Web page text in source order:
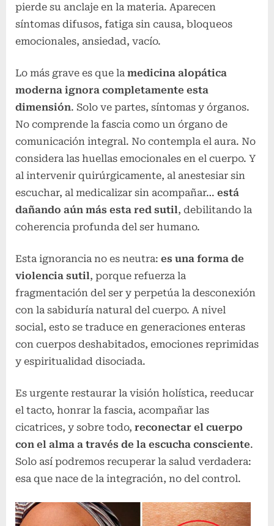
pierde su anclaje en la materia. Aparecen
síntomas difusos, fatiga sin causa, bloqueos
emocionales, ansiedad, vacío.
Lo más grave es que la medicina alopática
moderna ignora completamente esta
dimensión. Solo ve partes, síntomas y órganos.
No comprende la fascia como un órgano de
comunicación integral. No contempla el aura. No
considera las huellas emocionales en el cuerpo. Y
al intervenir quirúrgicamente, al anestesiar sin
escuchar, al medicalizar sin acompañar… está
dañando aún más esta red sutil, debilitando la
coherencia profunda del ser humano.
Esta ignorancia no es neutra: es una forma de
violencia sutil, porque refuerza la
fragmentación del ser y perpetúa la desconexión
con la sabiduría natural del cuerpo. A nivel
social, esto se traduce en generaciones enteras
con cuerpos deshabitados, emociones reprimidas
y espiritualidad disociada.
Es urgente restaurar la visión holística, reeducar
el tacto, honrar la fascia, acompañar las
cicatrices, y sobre todo, reconectar el cuerpo
con el alma a través de la escucha consciente.
Solo así podremos recuperar la salud verdadera:
esa que nace de la integración, no del control.